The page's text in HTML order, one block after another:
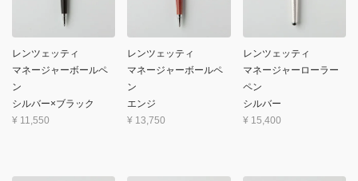
レンツェッティ
マネージャーボールペ
ン
シルバー×ブラック
¥ 11,550
レンツェッティ
マネージャーボールペ
ン
エンジ
¥ 13,750
レンツェッティ
マネージャーローラー
ペン
シルバー
¥ 15,400